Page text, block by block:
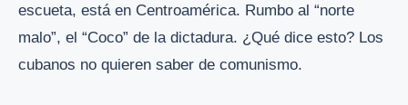
escueta, está en Centroamérica. Rumbo al “norte
malo”, el “Coco” de la dictadura. ¿Qué dice esto? Los
cubanos no quieren saber de comunismo.